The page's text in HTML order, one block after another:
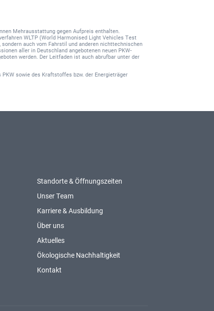
Mehrausstattung gegen Aufpreis enthalten.
WLTP (World Harmonised Light Vehicles Test
auch vom Fahrstil und anderen nichttechnischen
aller in Deutschland angebotenen neuen PKW-
werden. Der Leitfaden ist auch abrufbar unter der
PKW sowie des Kraftstoffes bzw. der Energieträger
Standorte & Öffnungszeiten
Unser Team
Karriere & Ausbildung
Über uns
Aktuelles
Ökologische Nachhaltigkeit
Kontakt